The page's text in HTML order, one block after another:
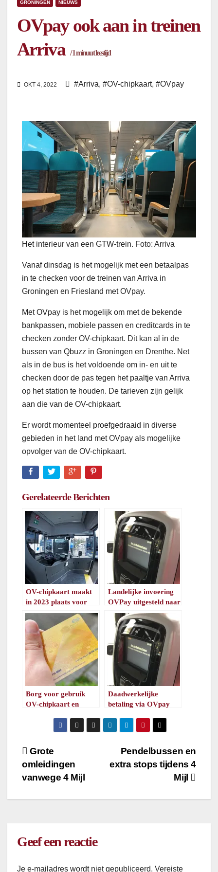
GRONINGEN NIEUWS
OVpay ook aan in treinen
Arriva
/1minuut leestijd
OKT 4, 2022 #Arriva, #OV-chipkaart, #OVpay
Het interieur van een GTW-trein. Foto: Arriva
Vanaf dinsdag is het mogelijk met een betaalpas
in te checken voor de treinen van Arriva in
Groningen en Friesland met OVpay.
Met OVpay is het mogelijk om met de bekende
bankpassen, mobiele passen en creditcards in te
checken zonder OV-chipkaart. Dit kan al in de
bussen van Qbuzz in Groningen en Drenthe. Net
als in de bus is het voldoende om in- en uit te
checken door de pas tegen het paaltje van Arriva
op het station te houden. De tarieven zijn gelijk
aan die van de OV-chipkaart.
Er wordt momenteel proefgedraaid in diverse
gebieden in het land met OVpay als mogelijke
opvolger van de OV-chipkaart.
Gerelateerde Berichten
OV-chipkaart maakt
in 2023 plaats voor
OVpay
/1 minuut leestijd
Landelijke invoering
OVPay uitgesteld naar
volgend jaar
/1minuut leestijd
Borg voor gebruik
OV-chipkaart en
verhoogd in
Groningen en Drenthe
Daadwerkelijke
betaling via OVpay
omzeilen
/1minuut leestijd
Bericht
navigatie
Pendelbussen en
extra stops tijdens 4
Mijl
Grote
omleidingen
vanwege 4 Mijl
Geef een reactie
Je e-mailadres wordt niet gepubliceerd. Vereiste